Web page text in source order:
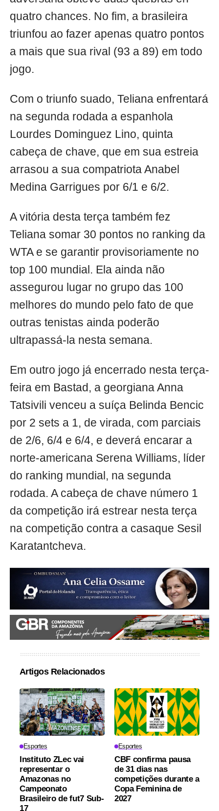
quatro chances. No fim, a brasileira
triunfou ao fazer apenas quatro pontos
a mais que sua rival (93 a 89) em todo
jogo.
Com o triunfo suado, Teliana enfrentará
na segunda rodada a espanhola
Lourdes Dominguez Lino, quinta
cabeça de chave, que em sua estreia
arrasou a sua compatriota Anabel
Medina Garrigues por 6/1 e 6/2.
A vitória desta terça também fez
Teliana somar 30 pontos no ranking da
WTA e se garantir provisoriamente no
top 100 mundial. Ela ainda não
assegurou lugar no grupo das 100
melhores do mundo pelo fato de que
outras tenistas ainda poderão
ultrapassá-la nesta semana.
Em outro jogo já encerrado nesta terça-
feira em Bastad, a georgiana Anna
Tatsivili venceu a suíça Belinda Bencic
por 2 sets a 1, de virada, com parciais
de 2/6, 6/4 e 6/4, e deverá encarar a
norte-americana Serena Williams, líder
do ranking mundial, na segunda
rodada. A cabeça de chave número 1
da competição irá estrear nesta terça
na competição contra a casaque Sesil
Karatantcheva.
Artigos Relacionados
Esportes
Instituto ZLec vai
representar o
Amazonas no
Campeonato
Brasileiro de fut7 Sub-
17
Esportes
CBF confirma pausa
de 31 dias nas
competições durante a
Copa Feminina de
2027